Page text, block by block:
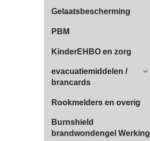
Gelaatsbescherming
PBM
KinderEHBO en zorg
evacuatiemiddelen /
brancards
Rookmelders en overig
Burnshield
brandwondengel Werking